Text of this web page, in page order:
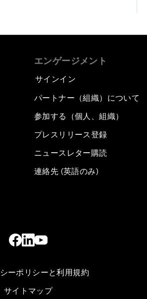
エンゲージメント
サインイン
パートナー（組織）について
参加する（個人、組織）
プレスリリース登録
ニュースレター購読
連絡先 (英語のみ)
ーポリシーと利用規約
サイトマップ